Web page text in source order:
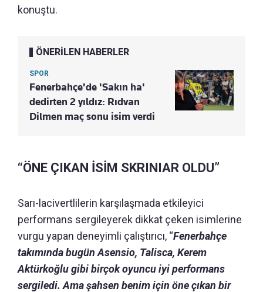
konuştu.
ÖNERİLEN HABERLER
SPOR
Fenerbahçe'de 'Sakın ha'
dedirten 2 yıldız: Rıdvan
Dilmen maç sonu isim verdi
“ÖNE ÇIKAN İSİM SKRINIAR OLDU”
Sarı-lacivertlilerin karşılaşmada etkileyici
performans sergileyerek dikkat çeken isimlerine
vurgu yapan deneyimli çalıştırıcı, “Fenerbahçe
takımında bugün Asensio, Talisca, Kerem
Aktürkoğlu gibi birçok oyuncu iyi performans
sergiledi. Ama şahsen benim için öne çıkan bir